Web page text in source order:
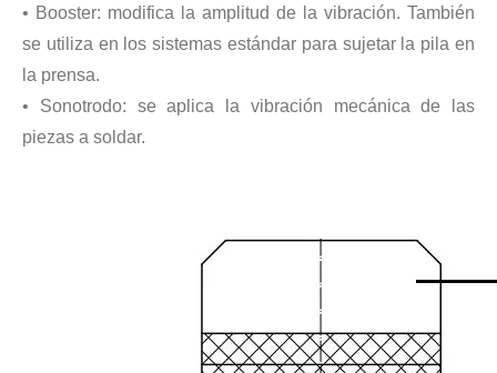
La aplicación de la ultrasónica en la industria de la costura refleja
Tecnología de corte de chocolate por ultrasonidos
• Booster: modifica la amplitud de la vibración. También
se utiliza en los sistemas estándar para sujetar la pila en
la prensa.
• Sonotrodo: se aplica la vibración mecánica de las
piezas a soldar.